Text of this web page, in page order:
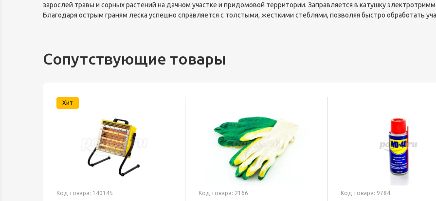
зарослей травы и сорных растений на дачном участке и придомовой территории. Заправляется в катушку
Благодаря острым граням леска успешно справляется с толстыми, жесткими стеблями, позволяя быстро обработать
Сопутствующие товары
Хит
Код товара: 140145 Код товара: 2166 Код товара: 9784